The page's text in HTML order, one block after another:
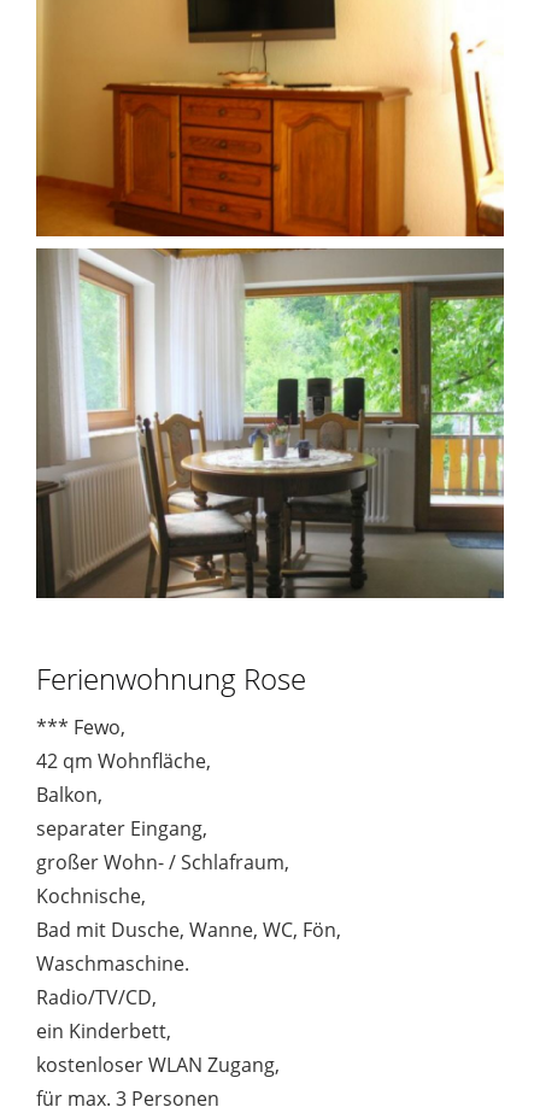
Ferienwohnung Rose
*** Fewo,
42 qm Wohnfläche,
Balkon,
separater Eingang,
großer Wohn- / Schlafraum,
Kochnische,
Bad mit Dusche, Wanne, WC, Fön,
Waschmaschine.
Radio/TV/CD,
ein Kinderbett,
kostenloser WLAN Zugang,
für max. 3 Personen